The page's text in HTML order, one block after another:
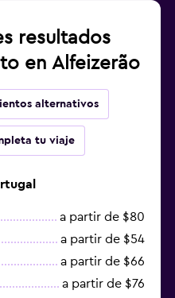
resultados
en Alfeizerão
alternativos
tu viaje
a partir de $80
a partir de $54
a partir de $66
a partir de $76